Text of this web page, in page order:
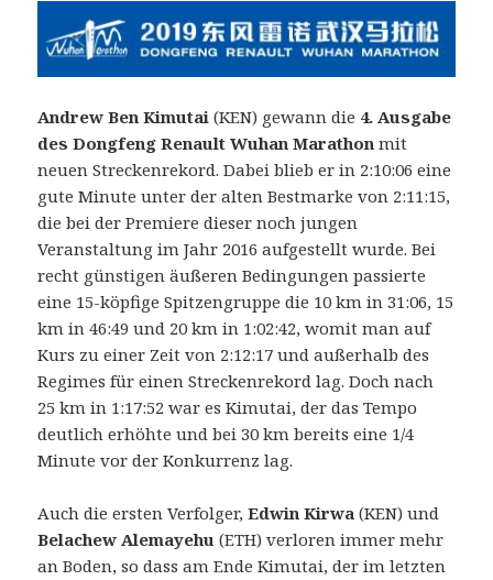
Andrew Ben Kimutai (KEN) gewann die 4. Ausgabe
des Dongfeng Renault Wuhan Marathon mit
neuen Streckenrekord. Dabei blieb er in 2:10:06 eine
gute Minute unter der alten Bestmarke von 2:11:15,
die bei der Premiere dieser noch jungen
Veranstaltung im Jahr 2016 aufgestellt wurde. Bei
recht günstigen äußeren Bedingungen passierte
eine 15-köpfige Spitzengruppe die 10 km in 31:06, 15
km in 46:49 und 20 km in 1:02:42, womit man auf
Kurs zu einer Zeit von 2:12:17 und außerhalb des
Regimes für einen Streckenrekord lag. Doch nach
25 km in 1:17:52 war es Kimutai, der das Tempo
deutlich erhöhte und bei 30 km bereits eine 1/4
Minute vor der Konkurrenz lag.
Auch die ersten Verfolger,Edwin Kirwa (KEN) und
Belachew Alemayehu (ETH) verloren immer mehr
an Boden, so dass am Ende Kimutai, der im letzten